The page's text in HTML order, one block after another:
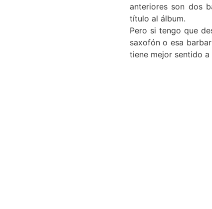
anteriores son dos
título al álbum.
Pero si tengo que
saxofón o esa
tiene mejor sentido